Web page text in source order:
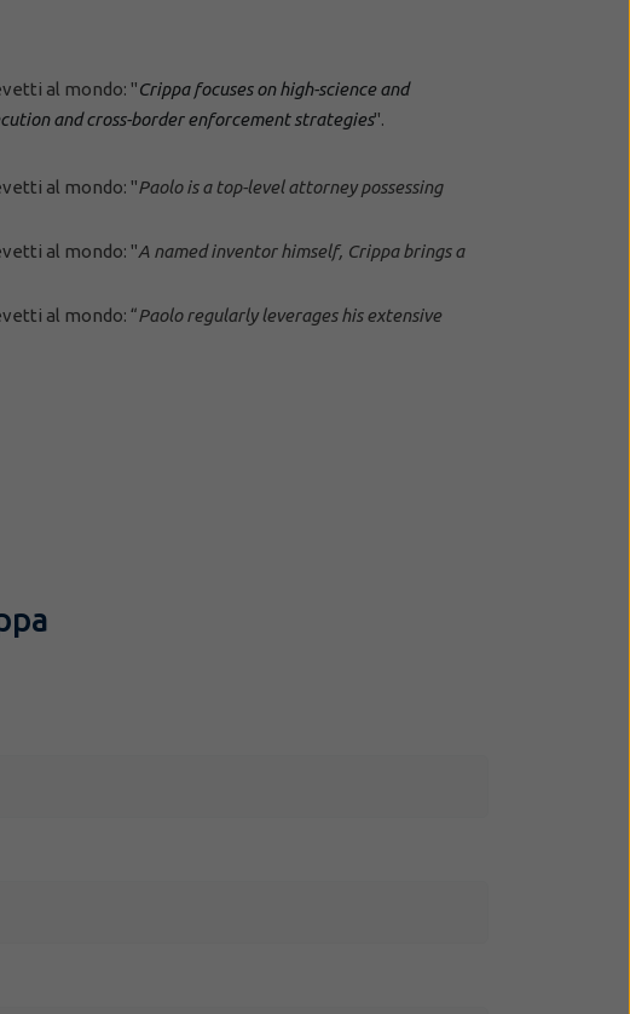
al mondo: "Crippa focuses on high-science and
and cross-border enforcement strategies".
al mondo: "Paolo is a top-level attorney possessing
al mondo: "A named inventor himself, Crippa brings a
al mondo: “Paoloregularly leverages his extensive